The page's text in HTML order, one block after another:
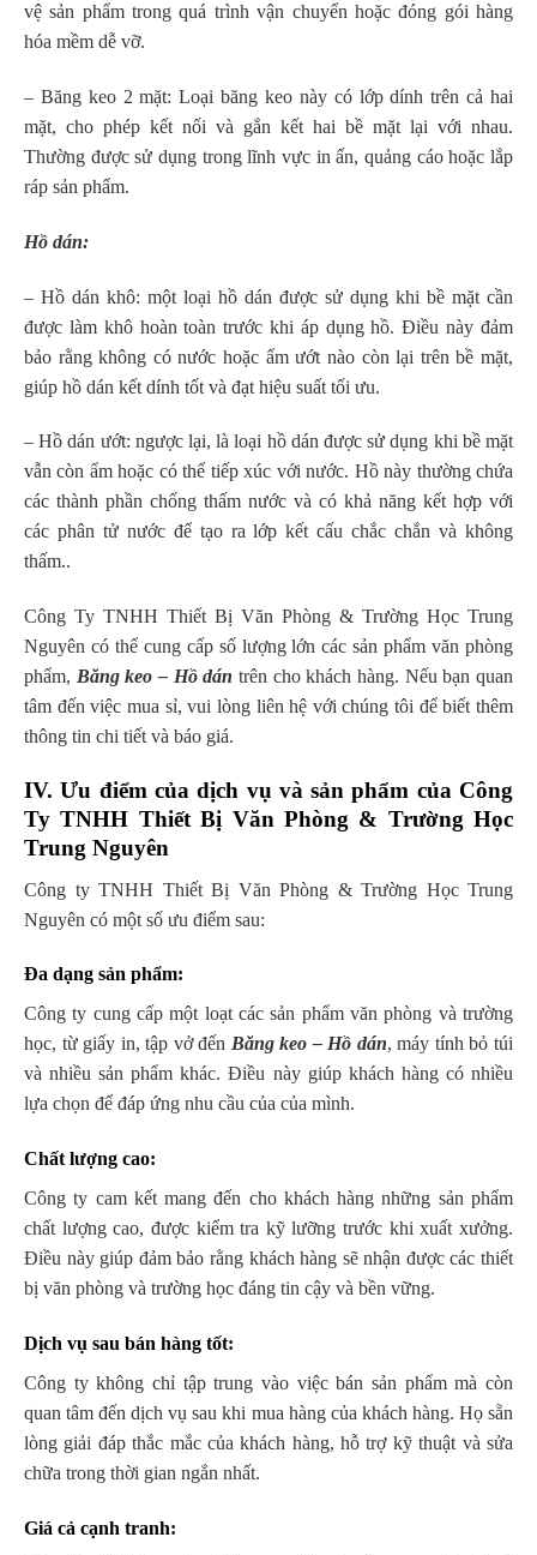
vệ sản phẩm trong quá trình vận chuyển hoặc đóng gói hàng
hóa mềm dễ vỡ.
– Băng keo 2 mặt: Loại băng keo này có lớp dính trên cả hai
mặt, cho phép kết nối và gắn kết hai bề mặt lại với nhau.
Thường được sử dụng trong lĩnh vực in ấn, quảng cáo hoặc lắp
ráp sản phẩm.
Hồ dán:
– Hồ dán khô: một loại hồ dán được sử dụng khi bề mặt cần
được làm khô hoàn toàn trước khi áp dụng hồ. Điều này đảm
bảo rằng không có nước hoặc ẩm ướt nào còn lại trên bề mặt,
giúp hồ dán kết dính tốt và đạt hiệu suất tối ưu.
– Hồ dán ướt: ngược lại, là loại hồ dán được sử dụng khi bề mặt
vẫn còn ẩm hoặc có thể tiếp xúc với nước. Hồ này thường chứa
các thành phần chống thấm nước và có khả năng kết hợp với
các phân tử nước để tạo ra lớp kết cấu chắc chắn và không
thấm..
Công Ty TNHH Thiết Bị Văn Phòng & Trường Học Trung
Nguyên có thể cung cấp số lượng lớn các sản phẩm văn phòng
phẩm, Băng keo – Hồ dán trên cho khách hàng. Nếu bạn quan
tâm đến việc mua sỉ, vui lòng liên hệ với chúng tôi để biết thêm
thông tin chi tiết và báo giá.
IV. Ưu điểm của dịch vụ và sản phẩm của Công
Ty TNHH Thiết Bị Văn Phòng & Trường Học
Trung Nguyên
Công ty TNHH Thiết Bị Văn Phòng & Trường Học Trung
Nguyên có một số ưu điểm sau:
Đa dạng sản phẩm:
Công ty cung cấp một loạt các sản phẩm văn phòng và trường
học, từ giấy in, tập vở đến Băng keo – Hồ dán, máy tính bỏ túi
và nhiều sản phẩm khác. Điều này giúp khách hàng có nhiều
lựa chọn để đáp ứng nhu cầu của của mình.
Chất lượng cao:
Công ty cam kết mang đến cho khách hàng những sản phẩm
chất lượng cao, được kiểm tra kỹ lưỡng trước khi xuất xưởng.
Điều này giúp đảm bảo rằng khách hàng sẽ nhận được các thiết
bị văn phòng và trường học đáng tin cậy và bền vững.
Dịch vụ sau bán hàng tốt:
Công ty không chỉ tập trung vào việc bán sản phẩm mà còn
quan tâm đến dịch vụ sau khi mua hàng của khách hàng. Họ sẵn
lòng giải đáp thắc mắc của khách hàng, hỗ trợ kỹ thuật và sửa
chữa trong thời gian ngắn nhất.
Giá cả cạnh tranh: